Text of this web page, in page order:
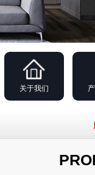
关于我们